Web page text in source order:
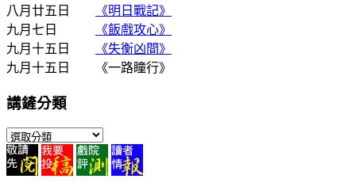
八月廿五日
《明日戰記》
九月七日
《飯戲攻心》
九月十五日
《失衡凶間》
九月十五日 《一路瞳行》
講鏟分類
講
鏟
分